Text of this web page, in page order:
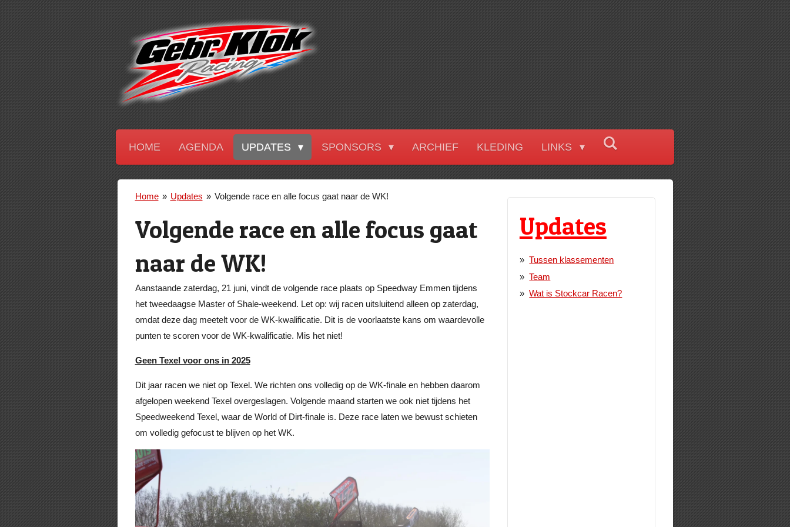
HOME AGENDA UPDATES SPONSORS ARCHIEF KLEDING LINKS
Home » Updates » Volgende race en alle focus gaat naar de WK!
Volgende race en alle focus gaat
naar de WK!
Aanstaande zaterdag, 21 juni, vindt de volgende race plaats op Speedway Emmen tijdens
het tweedaagse Master of Shale-weekend. Let op: wij racen uitsluitend alleen op zaterdag,
omdat deze dag meetelt voor de WK-kwalificatie. Dit is de voorlaatste kans om waardevolle
punten te scoren voor de WK-kwalificatie. Mis het niet!
Geen Texel voor ons in 2025
Dit jaar racen we niet op Texel. We richten ons volledig op de WK-finale en hebben daarom
afgelopen weekend Texel overgeslagen. Volgende maand starten we ook niet tijdens het
Speedweekend Texel, waar de World of Dirt-finale is. Deze race laten we bewust schieten
om volledig gefocust te blijven op het WK.
Updates
Tussen klassementen
Team
Wat is Stockcar Racen?